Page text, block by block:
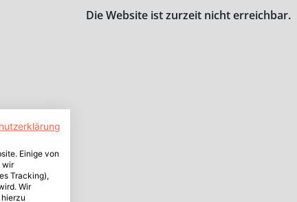
Die Website ist zurzeit nicht erreichbar.
Einige von
wir
Tracking),
Wir